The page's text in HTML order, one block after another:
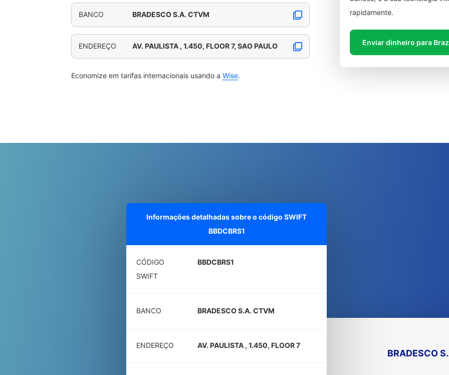
BANCO BRADESCO S.A. CTVM
ENDEREÇO AV. PAULISTA , 1.450, FLOOR 7, SAO PAULO
Economize em tarifas internacionais usando a Wise.
rapidamente.
Enviar dinheiro para
Informações detalhadas sobre o código SWIFT
BBDCBRS1
CÓDIGO
SWIFT
BBDCBRS1
BANCO BRADESCO S.A. CTVM
ENDEREÇO AV. PAULISTA , 1.450, FLOOR 7
BRADESCO